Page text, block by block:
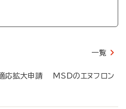
一覧
応拡大申請 MSDのエヌフロン